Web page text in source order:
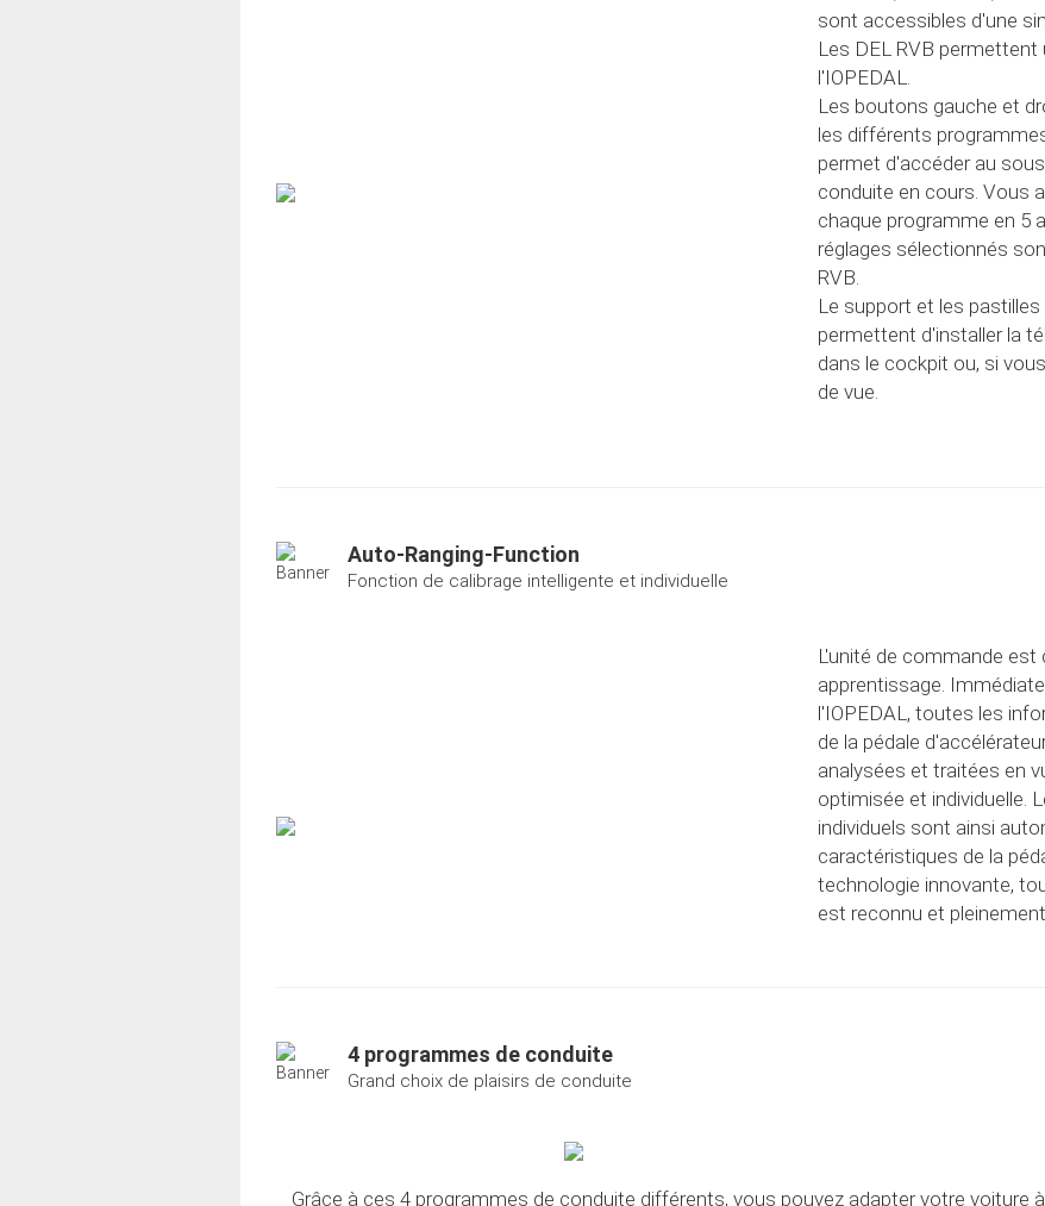
sont accessibles d'une
Les DEL RVB
l'IOPEDAL.
Les boutons gauche et
les différents
permet d'accéder au
conduite en cours. Vous
chaque programme en 5
réglages sélectionnés
RVB.
Le support et les
permettent d'installer la
dans le cockpit ou, si
de vue.
Auto-Ranging-Function
Fonction de calibrage intelligente et individuelle
L'unité de commande
apprentissage.
l'IOPEDAL, toutes les
de la pédale
analysées et traitées en
optimisée et individuelle.
individuels sont ainsi
caractéristiques de la
technologie innovante,
est reconnu et
4 programmes de conduite
Grand choix de plaisirs de conduite
Grâce à ces 4 programmes de conduite différents, vous pouvez adapter votre